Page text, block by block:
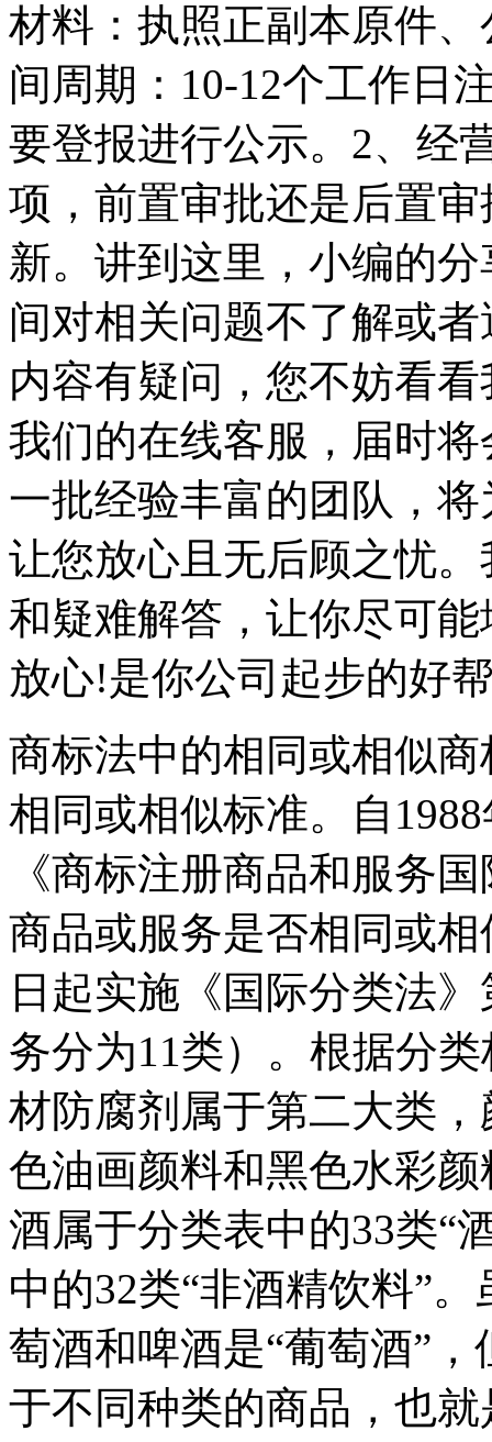
材料：执照正副本原件
间周期：10-12个工作日
要登报进行公示。2、经
项，前置审批还是后置
新。讲到这里，小编的
间对相关问题不了解或
内容有疑问，您不妨看
我们的在线客服，届时
一批经验丰富的团队，
让您放心且无后顾之忧
和疑难解答，让你尽可
放心!是你公司起步的好
商标法中的相同或相似
相同或相似标准。自
《商标注册商品和服务
商品或服务是否相同或
日起实施《国际分类法
务分为11类）。根据分
材防腐剂属于第二大类
色油画颜料和黑色水彩
酒属于分类表中的33类“
中的32类“非酒精饮料”
萄酒和啤酒是“葡萄酒”
于不同种类的商品，也